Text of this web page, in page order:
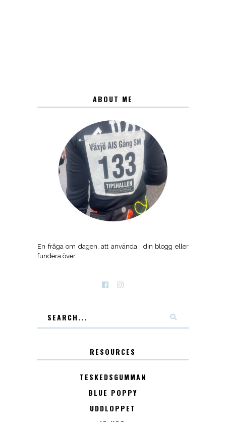
ABOUT ME
En fråga om dagen, att använda i din blogg eller
fundera över
RESOURCES
TESKEDSGUMMAN
BLUE POPPY
UDDLOPPET